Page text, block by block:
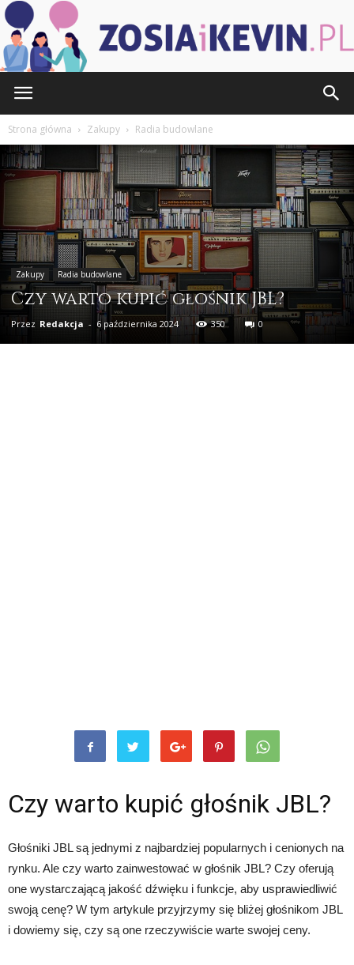
Strona główna Zakupy Radia budowlane
Zakupy Radia budowlane
Czy warto kupić głośnik JBL?
Przez Redakcja - 6 października 2024 350 0
Czy warto kupić głośnik JBL?
Głośniki JBL są jednymi z najbardziej popularnych i cenionych na
rynku. Ale czy warto zainwestować w głośnik JBL? Czy oferują
one wystarczającą jakość dźwięku i funkcje, aby usprawiedliwić
swoją cenę? W tym artykule przyjrzymy się bliżej głośnikom JBL
i dowiemy się, czy są one rzeczywiście warte swojej ceny.